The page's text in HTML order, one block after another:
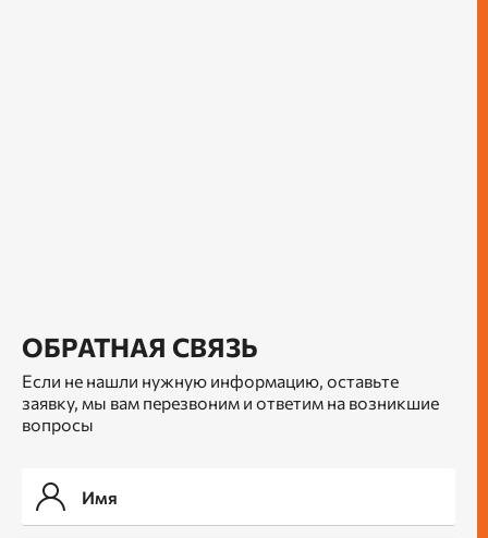
ОБРАТНАЯ СВЯЗЬ
Если не нашли нужную информацию, оставьте
заявку, мы вам перезвоним и ответим на возникшие
вопросы